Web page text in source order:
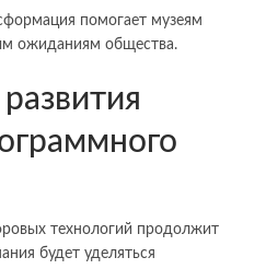
помогает музеям
ожиданиям общества.
технологий продолжит
будет уделяться